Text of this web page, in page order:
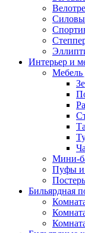
Интерьер и
Мебель
Мини-
Пуфы и
Бильярдная